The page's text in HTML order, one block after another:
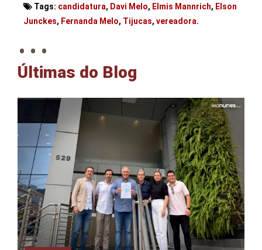
Tags: candidatura, Davi Melo, Elmis Mannrich, Elson
Junckes, Fernanda Melo, Tijucas, vereadora.
. . .
Últimas do Blog